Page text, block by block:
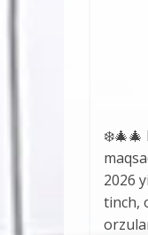
❄️🎄🎄
2026
tinch,